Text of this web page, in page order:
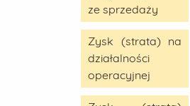
ze sprzedaży
Zysk (strata) na
działalności
operacyjnej